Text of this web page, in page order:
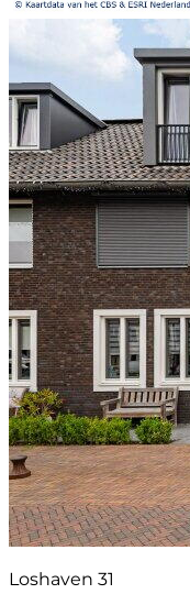
Loshaven 31